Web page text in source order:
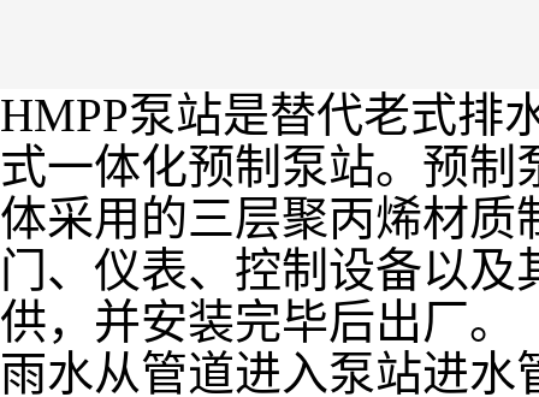
HMPP泵站是替代老式排
式一体化预制泵站。预
体采用的三层聚丙烯材质
门、仪表、控制设备以
供，并安装完毕后出厂。
雨水从管道进入泵站进